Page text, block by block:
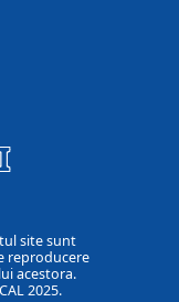
site sunt
reproducere
acestora.
2025.